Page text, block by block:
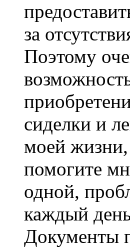
за
Поэтому
сиделки и
моей
помогите
одной,
каждый
Документы